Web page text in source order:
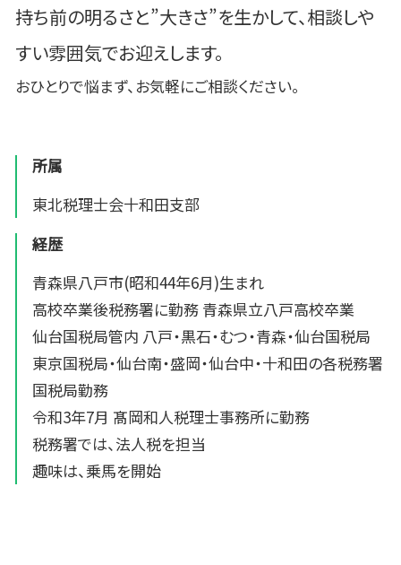
持ち前の明るさと”大きさ”を生かして、相談しや
すい雰囲気でお迎えします。
おひとりで悩まず、お気軽にご相談ください。
所属
東北税理士会十和田支部
経歴
青森県八戸市(昭和44年6月)生まれ
高校卒業後税務署に勤務 青森県立八戸高校卒業
仙台国税局管内 八戸・黒石・むつ・青森・仙台国税局
東京国税局・仙台南・盛岡・仙台中・十和田の各税務署
国税局勤務
令和3年7月 髙岡和人税理士事務所に勤務
税務署では、法人税を担当
趣味は、乗馬を開始